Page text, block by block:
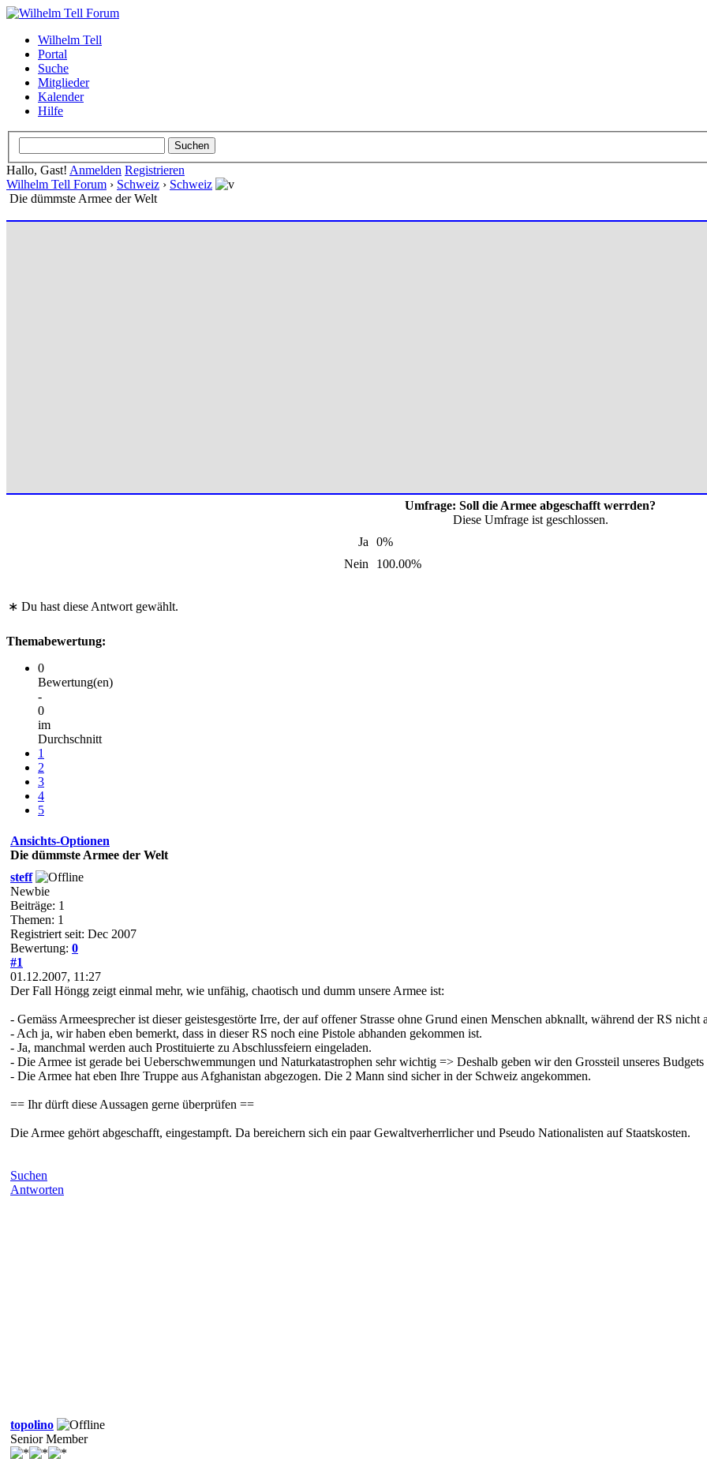
Wilhelm Tell
Portal
Suche
Mitglieder
Kalender
Hilfe
Hallo, Gast! Anmelden Registrieren
Wilhelm Tell Forum › Schweiz › Schweiz
Die dümmste Armee der Welt
Umfrage: Soll die Armee abgeschafft werrden?
Diese Umfrage ist geschlossen.
Ja
0%
Nein
100.00%
∗ Du hast diese Antwort gewählt.
Themabewertung:
0
Bewertung(en)
-
0
im
Durchschnitt
1
2
3
4
5
Ansichts-Optionen
Die dümmste Armee der Welt
steff
Newbie
Beiträge: 1
Themen: 1
Registriert seit: Dec 2007
Bewertung: 0
#1
01.12.2007, 11:27
Der Fall Höngg zeigt einmal mehr, wie unfähig, chaotisch und dumm unsere Armee ist:
- Gemäss Armeesprecher ist dieser geistesgestörte Irre, der auf offener Strasse ohne Grund einen Menschen abknallt, während der RS
- Ach ja, wir haben eben bemerkt, dass in dieser RS noch eine Pistole abhanden gekommen ist.
- Ja, manchmal werden auch Prostituierte zu Abschlussfeiern eingeladen.
- Die Armee ist gerade bei Ueberschwemmungen und Naturkatastrophen sehr wichtig => Deshalb geben wir den Grossteil unseres
- Die Armee hat eben Ihre Truppe aus Afghanistan abgezogen. Die 2 Mann sind sicher in der Schweiz angekommen.
== Ihr dürft diese Aussagen gerne überprüfen ==
Die Armee gehört abgeschafft, eingestampft. Da bereichern sich ein paar Gewaltverherrlicher und Pseudo Nationalisten auf Staatskosten.
Suchen
Antworten
topolino
Senior Member